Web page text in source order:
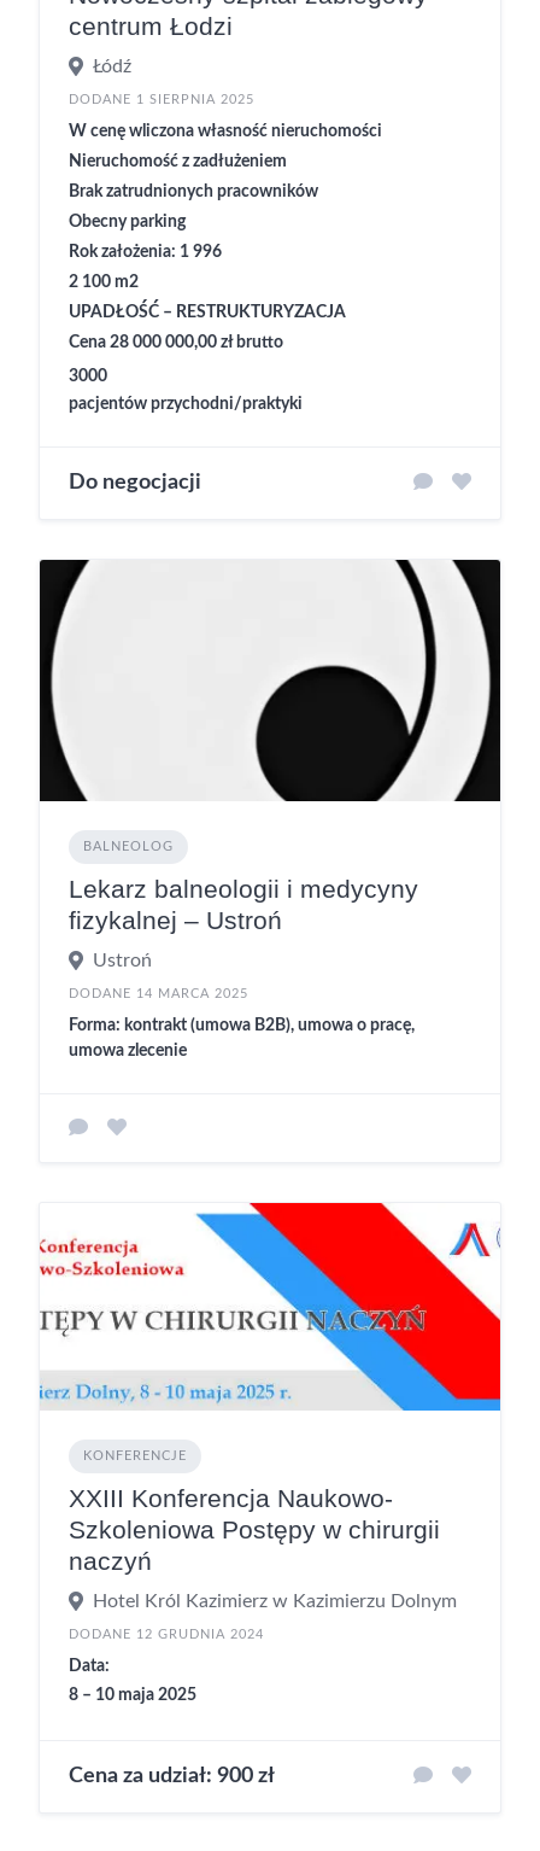
centrum Łodzi
Łódź
DODANE 1 SIERPNIA 2025
W cenę wliczona własność nieruchomości
Nieruchomość z zadłużeniem
Brak zatrudnionych pracowników
Obecny parking
Rok założenia: 1 996
2 100 m2
UPADŁOŚĆ – RESTRUKTURYZACJA
Cena 28 000 000,00 zł brutto
3000
pacjentów przychodni/praktyki
Do negocjacji
BALNEOLOG
Lekarz balneologii i medycyny
fizykalnej – Ustroń
Ustroń
DODANE 14 MARCA 2025
Forma: kontrakt (umowa B2B), umowa o pracę,
umowa zlecenie
KONFERENCJE
XXIII Konferencja Naukowo-
Szkoleniowa Postępy w chirurgii
naczyń
Hotel Król Kazimierz w Kazimierzu Dolnym
DODANE 12 GRUDNIA 2024
Data:
8 – 10 maja 2025
Cena za udział: 900 zł